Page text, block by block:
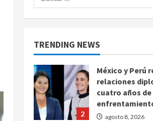
TRENDING NEWS
1
Sheinbaum
2
México y Perú
relaciones
cuatro años de
agosto 8, 2026